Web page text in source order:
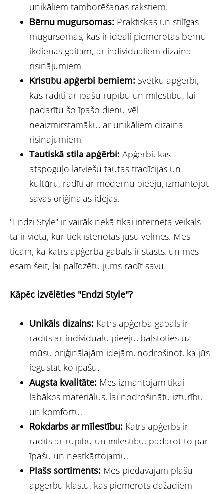
unikāliem tamborēšanas rakstiem.
Bērnu mugursomas: Praktiskas un stilīgas
mugursomas, kas ir ideāli piemērotas bērnu
ikdienas gaitām, ar individuāliem dizaina
risinājumiem.
Kristību apģērbi bērniem: Svētku apģērbi,
kas radīti ar īpašu rūpību un mīlestību, lai
padarītu šo īpašo dienu vēl
neaizmirstamāku, ar unikāliem dizaina
risinājumiem.
Tautiskā stila apģērbi: Apģērbi, kas
atspoguļo latviešu tautas tradīcijas un
kultūru, radīti ar modernu pieeju, izmantojot
savas oriģinālās idejas.
"Endzi Style" ir vairāk nekā tikai interneta veikals -
tā ir vieta, kur tiek īstenotas jūsu vēlmes. Mēs
ticam, ka katrs apģērba gabals ir stāsts, un mēs
esam šeit, lai palīdzētu jums radīt savu.
Kāpēc izvēlēties "Endzi Style"?
Unikāls dizains: Katrs apģērba gabals ir
radīts ar individuālu pieeju, balstoties uz
mūsu oriģinālajām idejām, nodrošinot, ka jūs
iegūstat ko īpašu.
Augsta kvalitāte: Mēs izmantojam tikai
labākos materiālus, lai nodrošinātu izturību
un komfortu.
Rokdarbs ar mīlestību: Katrs apģērbs ir
radīts ar rūpību un mīlestību, padarot to par
īpašu un neatkārtojamu.
Plašs sortiments: Mēs piedāvājam plašu
apģērbu klāstu, kas piemērots dažādiem